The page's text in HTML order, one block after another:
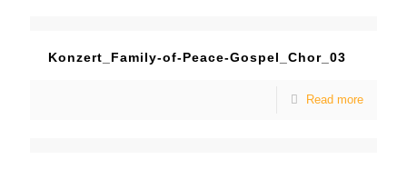
Konzert_Family-of-Peace-Gospel_Chor_03
Read more